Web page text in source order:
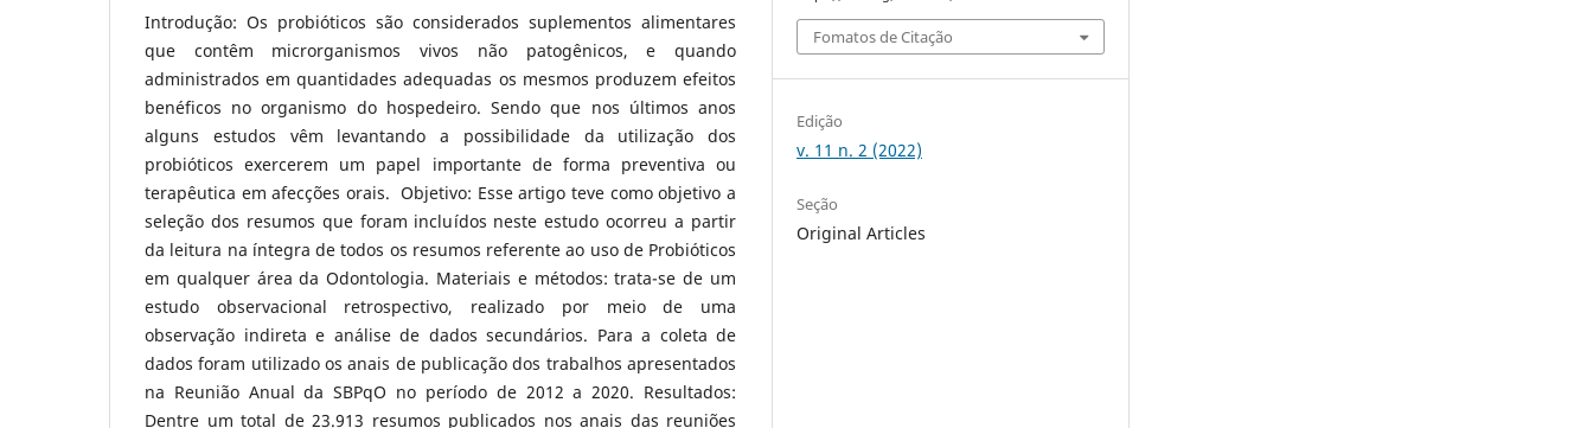
Introdução: Os probióticos são considerados suplementos alimentares
que contêm microrganismos vivos não patogênicos, e quando
administrados em quantidades adequadas os mesmos produzem efeitos
benéficos no organismo do hospedeiro. Sendo que nos últimos anos
alguns estudos vêm levantando a possibilidade da utilização dos
probióticos exercerem um papel importante de forma preventiva ou
terapêutica em afecções orais. Objetivo: Esse artigo teve como objetivo a
seleção dos resumos que foram incluídos neste estudo ocorreu a partir
da leitura na íntegra de todos os resumos referente ao uso de Probióticos
em qualquer área da Odontologia. Materiais e métodos: trata-se de um
estudo observacional retrospectivo, realizado por meio de uma
observação indireta e análise de dados secundários. Para a coleta de
dados foram utilizado os anais de publicação dos trabalhos apresentados
na Reunião Anual da SBPqO no período de 2012 a 2020. Resultados:
Dentre um total de 23.913 resumos publicados nos anais das reuniões
Fomatos de Citação
Edição
v. 11 n. 2 (2022)
Seção
Original Articles